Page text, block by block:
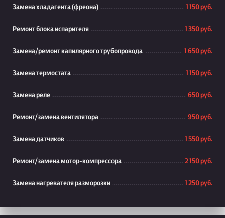
Замена хладагента (фреона) 1 150 руб.
Ремонт блока испарителя 1 350 руб.
Замена/ремонт капилярного трубопровода 1 650 руб.
Замена термостата 1 150 руб.
Замена реле 650 руб.
Ремонт/замена вентилятора 950 руб.
Замена датчиков 1 550 руб.
Ремонт/замена мотор-компрессора 2 150 руб.
Замена нагревателя разморозки 1 250 руб.